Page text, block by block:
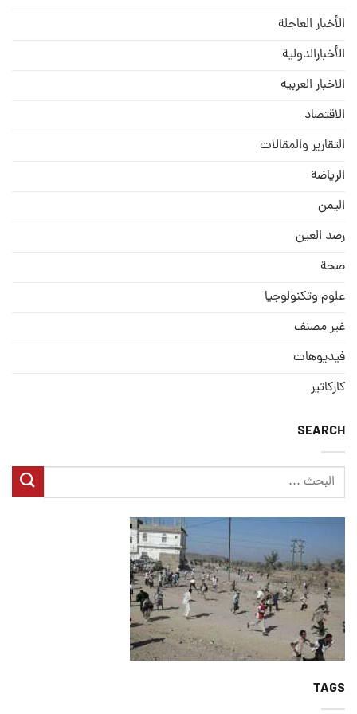
الأخبار العاجلة
الأخبارالدولية
الاخبار العربيه
الاقتصاد
التقارير والمقالات
الریاضة
الیمن
رصد العین
صحة
علوم وتكنولوجيا
غير مصنف
فيديوهات
كاركاتير
SEARCH
TAGS